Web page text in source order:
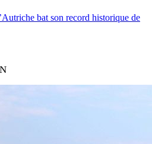
bat son record historique de